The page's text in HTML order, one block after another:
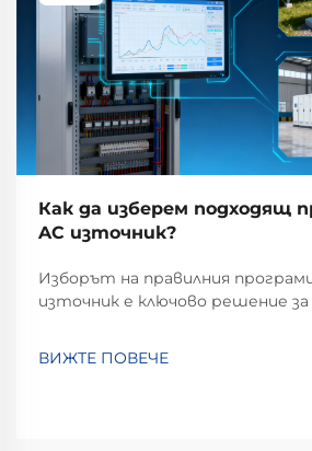
Как да изберем подходящ
AC източник?
Изборът на правилния
източник е ключово решение
енергия, електрически
ВИЖТЕ ПОВЕЧЕ